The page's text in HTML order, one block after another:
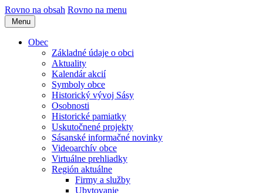
Rovno na obsah Rovno na menu
Menu
Obec
Základné údaje o obci
Aktuality
Kalendár akcií
Symboly obce
Historický vývoj Sásy
Osobnosti
Historické pamiatky
Uskutočnené projekty
Sásanské informačné novinky
Videoarchív obce
Virtuálne prehliadky
Región aktuálne
Firmy a služby
Ubytovanie